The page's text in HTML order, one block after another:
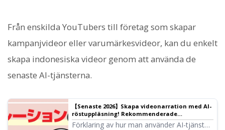
Från enskilda YouTubers till företag som skapar
kampanjvideor eller varumärkesvideor, kan du enkelt
skapa indonesiska videor genom att använda de
senaste AI-tjänsterna.
【Senaste 2026】Skapa videonarration med AI-
röstuppläsning! Rekommenderade
gratistjänster för YouTube-monetisering och
Förklaring av hur man använder AI-tjänster